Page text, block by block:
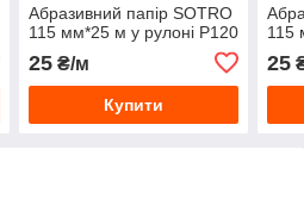
Абразивний папір SOTRO
115 мм*25 м у рулоні P120
25₴/м
Купити
115
25